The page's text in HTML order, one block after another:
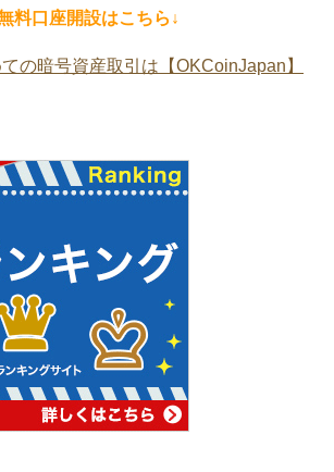
料口座開設はこちら↓
の暗号資産取引は【OKCoinJapan】